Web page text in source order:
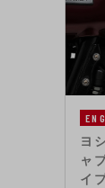
ヨ
ャ
イ